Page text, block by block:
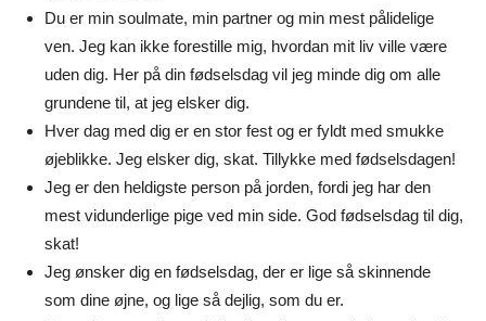
Du er min soulmate, min partner og min mest pålidelige
ven. Jeg kan ikke forestille mig, hvordan mit liv ville være
uden dig. Her på din fødselsdag vil jeg minde dig om alle
grundene til, at jeg elsker dig.
Hver dag med dig er en stor fest og er fyldt med smukke
øjeblikke. Jeg elsker dig, skat. Tillykke med fødselsdagen!
Jeg er den heldigste person på jorden, fordi jeg har den
mest vidunderlige pige ved min side. God fødselsdag til dig,
skat!
Jeg ønsker dig en fødselsdag, der er lige så skinnende
som dine øjne, og lige så dejlig, som du er.